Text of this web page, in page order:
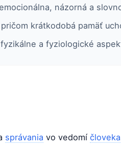
názorná a
krátkodobá pamäť
a fyziologické
správania vo vedomí človeka